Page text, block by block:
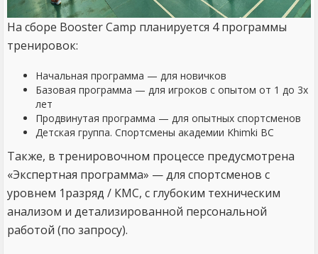
На сборе Booster Camp планируется 4 программы
тренировок:
Начальная программа — для новичков
Базовая программа — для игроков с опытом от 1 до 3х
лет
Продвинутая программа — для опытных спортсменов
Детская группа. Спортсмены академии Khimki BC
Также, в тренировочном процессе предусмотрена
«Экспертная программа» — для спортсменов с
уровнем 1разряд / КМС, с глубоким техническим
анализом и детализированной персональной
работой (по запросу).